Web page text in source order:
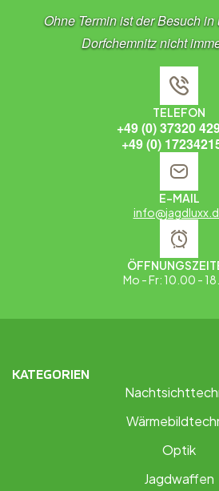
Ohne Termin ist der Besuch
Dorfchemnitz nicht
TELEFON
+49 (0) 37320
+49 (0)
E-MAIL
Mo - Fr: 10.00 -
KATEGORIEN
Optik
Jagdwaffen